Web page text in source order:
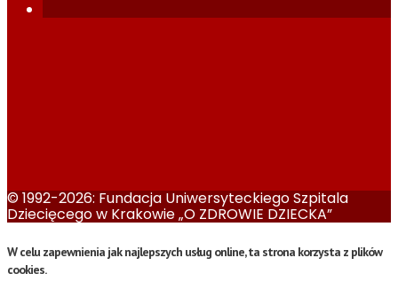
© 1992-2026: Fundacja Uniwersyteckiego Szpitala
Dziecięcego w Krakowie „O ZDROWIE DZIECKA”
W celu zapewnienia jak najlepszych usług online, ta strona korzysta z plików
cookies.